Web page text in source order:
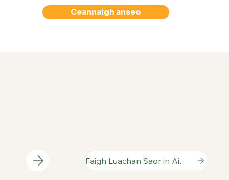
Ceannaigh anseo
Faigh Luachan Saor in Aisce